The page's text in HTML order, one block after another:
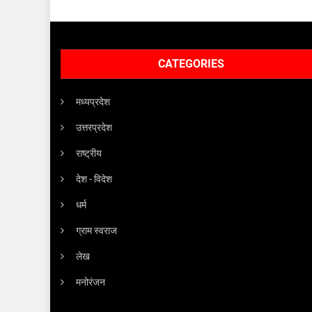
CATEGORIES
मध्यप्रदेश
उत्तरप्रदेश
राष्ट्रीय
देश - विदेश
धर्म
ग्राम स्वराज
लेख
मनोरंजन